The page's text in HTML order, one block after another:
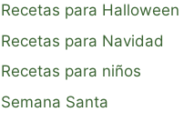
Recetas para Halloween
Recetas para Navidad
Recetas para niños
Semana Santa